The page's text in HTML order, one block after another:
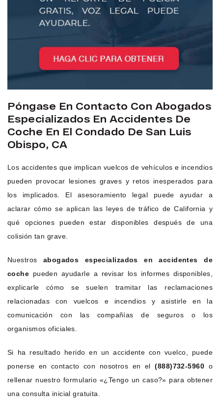
Póngase En Contacto Con Abogados
Especializados En Accidentes De
Coche En El Condado De San Luis
Obispo, CA
Los accidentes que implican vuelcos de vehículos e incendios
pueden provocar lesiones graves y retos inesperados para
los implicados. El asesoramiento legal puede ayudar a
aclarar cómo se aplican las leyes de tráfico de California y
qué opciones pueden estar disponibles después de una
colisión tan grave.
Nuestros abogados especializados en accidentes de
coche pueden ayudarle a revisar los informes disponibles,
explicarle cómo se suelen tramitar las reclamaciones
relacionadas con vuelcos e incendios y asistirle en la
comunicación con las compañías de seguros o los
organismos oficiales.
Si ha resultado herido en un accidente con vuelco, puede
ponerse en contacto con nosotros en el(888)732-5960 o
rellenar nuestro formulario «¿Tengo un caso?» para obtener
una consulta inicial gratuita.